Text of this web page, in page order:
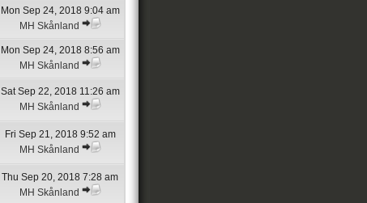
Mon Sep 24, 2018 9:04 am
MH Skånland
Mon Sep 24, 2018 8:56 am
MH Skånland
Sat Sep 22, 2018 11:26 am
MH Skånland
Fri Sep 21, 2018 9:52 am
MH Skånland
Thu Sep 20, 2018 7:28 am
MH Skånland